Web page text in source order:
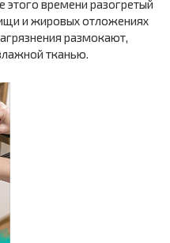
этого времени разогретый
и жировых отложениях
размокают,
тканью.